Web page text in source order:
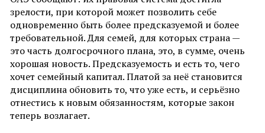
зрелости, при которой может позволить себе
одновременно быть более предсказуемой и более
требовательной. Для семей, для которых страна —
это часть долгосрочного плана, это, в сумме, очень
хорошая новость. Предсказуемость и есть то, чего
хочет семейный капитал. Платой за неё становится
дисциплина обновить то, что уже есть, и серьёзно
отнестись к новым обязанностям, которые закон
теперь возлагает.